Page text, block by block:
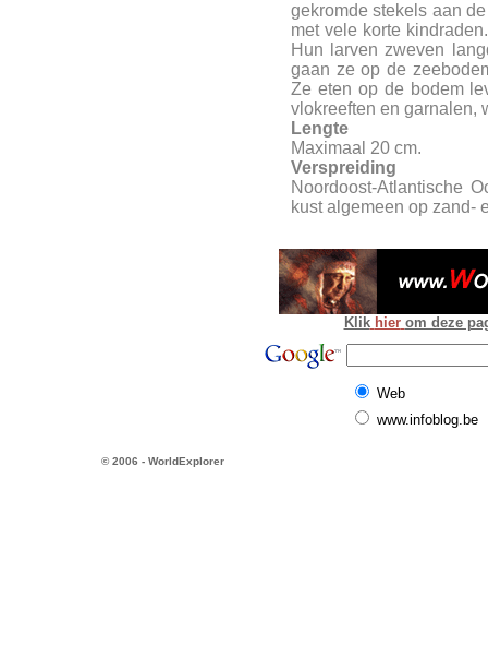
gekromde stekels aan
met vele korte
Hun larven zweven
gaan ze op de
Ze eten op de bodem
vlokreeften en garnalen,
Lengte
Maximaal 20 cm.
Verspreiding
Noordoost-Atlantische
kust algemeen op zand-
Klik hier om deze
Web
www.infoblog.be
© 2006 - WorldExplorer